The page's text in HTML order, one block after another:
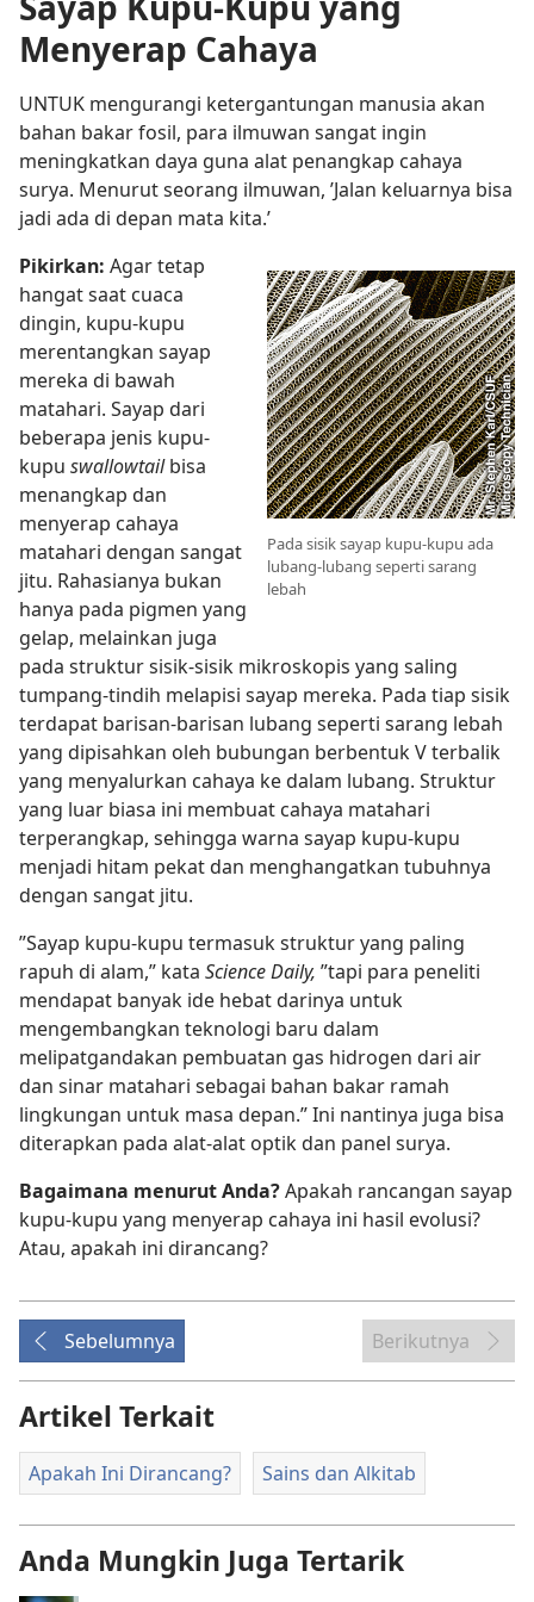
Menyerap Cahaya
UNTUK mengurangi ketergantungan manusia akan
bahan bakar fosil, para ilmuwan sangat ingin
meningkatkan daya guna alat penangkap cahaya
surya. Menurut seorang ilmuwan, ’Jalan keluarnya bisa
jadi ada di depan mata kita.’
Pada sisik sayap kupu-kupu ada
lubang-lubang seperti sarang
lebah
Pikirkan: Agar tetap
hangat saat cuaca
dingin, kupu-kupu
merentangkan sayap
mereka di bawah
matahari. Sayap dari
beberapa jenis kupu-
kupu swallowtailbisa
menangkap dan
menyerap cahaya
matahari dengan sangat
jitu. Rahasianya bukan
hanya pada pigmen yang
gelap, melainkan juga
pada struktur sisik-sisik mikroskopis yang saling
tumpang-tindih melapisi sayap mereka. Pada tiap sisik
terdapat barisan-barisan lubang seperti sarang lebah
yang dipisahkan oleh bubungan berbentuk V terbalik
yang menyalurkan cahaya ke dalam lubang. Struktur
yang luar biasa ini membuat cahaya matahari
terperangkap, sehingga warna sayap kupu-kupu
menjadi hitam pekat dan menghangatkan tubuhnya
dengan sangat jitu.
”Sayap kupu-kupu termasuk struktur yang paling
rapuh di alam,” kata Science Daily, ”tapi para peneliti
mendapat banyak ide hebat darinya untuk
mengembangkan teknologi baru dalam
melipatgandakan pembuatan gas hidrogen dari air
dan sinar matahari sebagai bahan bakar ramah
lingkungan untuk masa depan.” Ini nantinya juga bisa
diterapkan pada alat-alat optik dan panel surya.
Bagaimana menurut Anda?Apakah rancangan sayap
kupu-kupu yang menyerap cahaya ini hasil evolusi?
Atau, apakah ini dirancang?
Sebelumnya Berikutnya
Artikel Terkait
Apakah Ini Dirancang? Sains dan Alkitab
Anda Mungkin Juga Tertarik